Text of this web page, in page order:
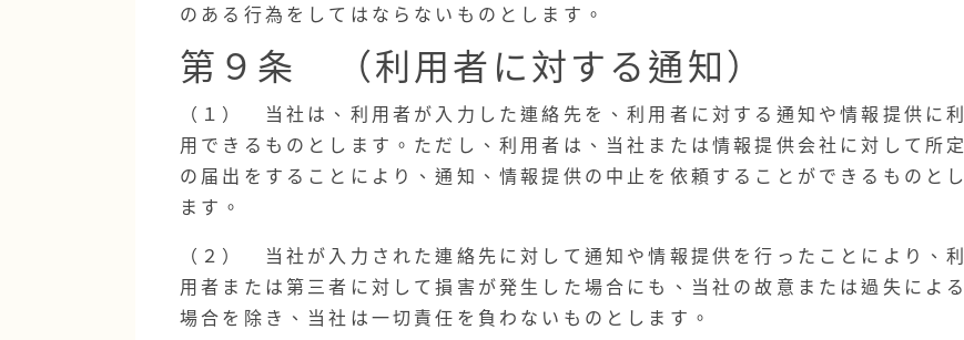
のある行為をしてはならないものとします。
第９条 （利用者に対する通知）
（１） 当社は、利用者が入力した連絡先を、利用者に対する通知や情報提供に利
用できるものとします。ただし、利用者は、当社または情報提供会社に対して所定
の届出をすることにより、通知、情報提供の中止を依頼することができるものとし
ます。
（２） 当社が入力された連絡先に対して通知や情報提供を行ったことにより、利
用者または第三者に対して損害が発生した場合にも、当社の故意または過失による
場合を除き、当社は一切責任を負わないものとします。